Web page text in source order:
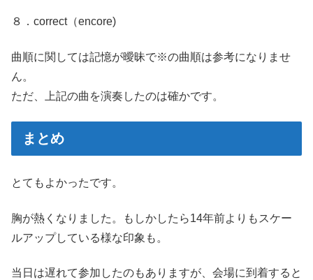
８．correct（encore)
曲順に関しては記憶が曖昧で※の曲順は参考になりませ
ん。
ただ、上記の曲を演奏したのは確かです。
まとめ
とてもよかったです。
胸が熱くなりました。もしかしたら14年前よりもスケー
ルアップしている様な印象も。
当日は遅れて参加したのもありますが、会場に到着すると